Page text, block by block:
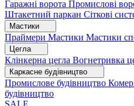
Гаражні ворота Промислові
Штакетний паркан Сіткові
Мастики
Праймери Мастики Мастики
Цегла
Клінкерна цегла Вогнетривка
Каркасне будівництво
Промислове будівництво
будівництво
SALE